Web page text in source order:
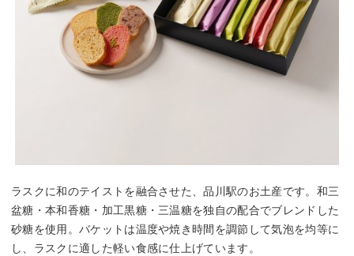
ラスクに和のテイストを融合させた、品川駅のお土産です。和三
盆糖・本和香糖・加工黒糖・三温糖を独自の配合でブレンドした
砂糖を使用。バケットは温度や焼き時間を調節して気泡を均等に
し、ラスクに適した軽い食感に仕上げています。